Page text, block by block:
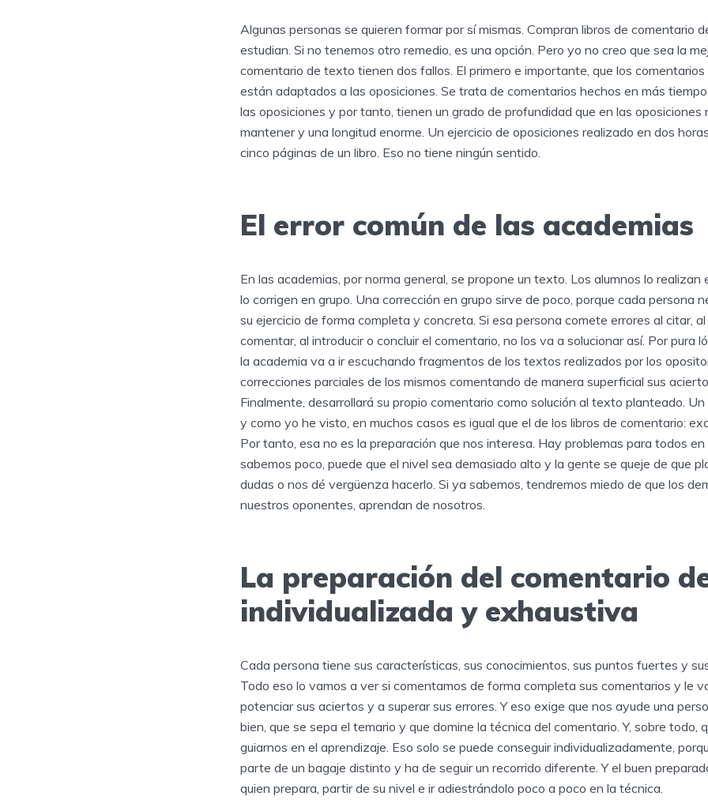
Algunas personas se quieren formar por sí mismas. Compran libros de comentario
estudian. Si no tenemos otro remedio, es una opción. Pero yo no creo que sea la
comentario de texto tienen dos fallos. El primero e importante, que los
están adaptados a las oposiciones. Se trata de comentarios hechos en más
las oposiciones y por tanto, tienen un grado de profundidad que en las oposiciones
mantener y una longitud enorme. Un ejercicio de oposiciones realizado en dos
cinco páginas de un libro. Eso no tiene ningún sentido.
El error común de las academias
En las academias, por norma general, se propone un texto. Los alumnos lo realizan
lo corrigen en grupo. Una corrección en grupo sirve de poco, porque cada persona
su ejercicio de forma completa y concreta. Si esa persona comete errores al citar,
comentar, al introducir o concluir el comentario, no los va a solucionar así. Por pura
la academia va a ir escuchando fragmentos de los textos realizados por los
correcciones parciales de los mismos comentando de manera superficial sus
Finalmente, desarrollará su propio comentario como solución al texto planteado.
y como yo he visto, en muchos casos es igual que el de los libros de comentario:
Por tanto, esa no es la preparación que nos interesa. Hay problemas para todos en
sabemos poco, puede que el nivel sea demasiado alto y la gente se queje de que
dudas o nos dé vergüenza hacerlo. Si ya sabemos, tendremos miedo de que los
nuestros oponentes, aprendan de nosotros.
La preparación del comentario
individualizada y exhaustiva
Cada persona tiene sus características, sus conocimientos, sus puntos fuertes y
Todo eso lo vamos a ver si comentamos de forma completa sus comentarios y le
potenciar sus aciertos y a superar sus errores. Y eso exige que nos ayude una
bien, que se sepa el temario y que domine la técnica del comentario. Y, sobre todo,
guiarnos en el aprendizaje. Eso solo se puede conseguir individualizadamente,
parte de un bagaje distinto y ha de seguir un recorrido diferente. Y el buen
quien prepara, partir de su nivel e ir adiestrándolo poco a poco en la técnica.